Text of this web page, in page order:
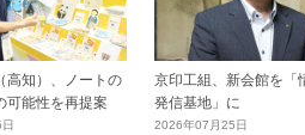
高知）、ノートの
可能性を再提案
京印工組、新会館を「
発信基地」に
2026年07月25日